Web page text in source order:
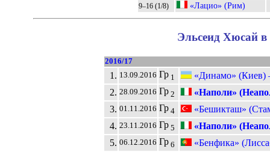
9–16 (1/8) «Лацио» (Рим)
Эльсеид Хюсай в
2016/17
1. 13.09.2016 Гр1
«Динамо» (Киев)
2. 28.09.2016 Гр2
«Наполи»
3. 01.11.2016 Гр4
«Бешикташ»
4. 23.11.2016 Гр5
«Наполи»
5. 06.12.2016 Гр6
«Бенфика»